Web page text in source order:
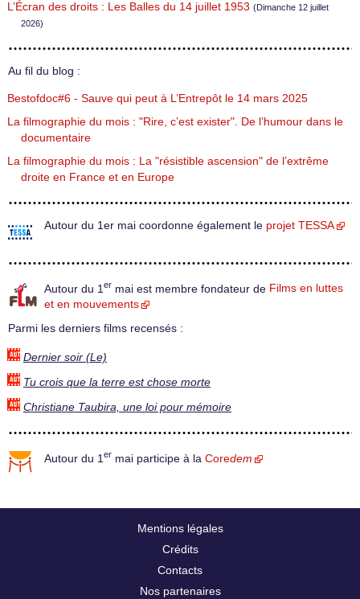
L’Écran des droits : Les Balles du 14 juillet 1953 (Dimanche 12 juillet
2026)
Au fil du blog :
Bestofdoc#6 - Sauve qui peut à L’Entrepôt le 14 mars 2025
La filmographie du mois : "Rire, c’est exister". De l’humour dans le
documentaire
La filmographie du mois : La "résistible ascension" de l’extrême
droite en France et en Europe
Autour du 1er mai coordonne également le projet TESSA
Autour du 1 er mai est membre fondateur de Films en luttes
et en mouvements
Parmi les derniers films recensés :
Dernier soir (Le)
Tu crois que la terre est chose morte
Christiane Taubira, une loi pour mémoire
Autour du 1 er mai participe à la Coredem
Mentions légales
Crédits
Contacts
Nos partenaires